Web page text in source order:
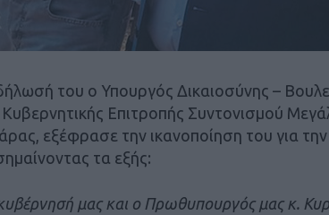
του ο Υπουργός Δικαιοσύνης –
Κυβερνητικής Επιτροπής Συντονισμού
εξέφρασε την ικανοποίηση του για
τα εξής:
μας και ο Πρωθυπουργός μας κ.